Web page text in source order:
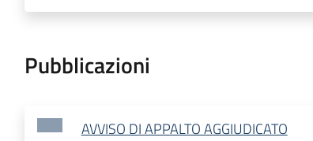
Pubblicazioni
AVVISO DI APPALTO AGGIUDICATO